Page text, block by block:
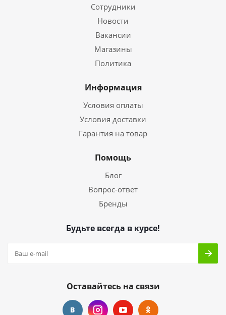
Сотрудники
Новости
Вакансии
Магазины
Политика
Информация
Условия оплаты
Условия доставки
Гарантия на товар
Помощь
Блог
Вопрос-ответ
Бренды
Будьте всегда в курсе!
Оставайтесь на связи